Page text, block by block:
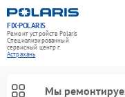
FIX-POLARIS
Ремонт устройств Polaris
Специализированный
cервисный центр г.
Астрахань
Мы